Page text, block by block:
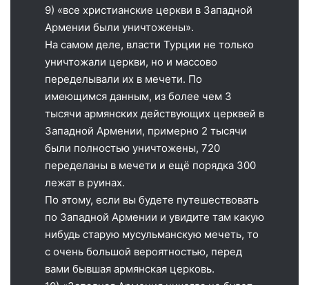
9) «все христианские церкви в Западной
Армении были уничтожены».
На самом деле, власти Турции не только
уничтожали церкви, но и массово
переделывали их в мечети. По
имеющимся данным, из более чем 3
тысячи армянских действующих церквей в
Западной Армении, примерно 2 тысячи
были полностью уничтожены, 720
переделаны в мечети и ещё порядка 300
лежат в руинах.
По этому, если вы будете путешествовать
по Западной Армении и увидите там какую
нибудь старую мусульманскую мечеть, то
с очень большой вероятностью, перед
вами бывшая армянская церковь.